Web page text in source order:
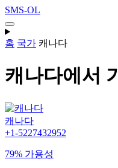
SMS-OL
홈 국가 캐나다
캐나다에서
캐나다
+1-5227432952
79% 가용성